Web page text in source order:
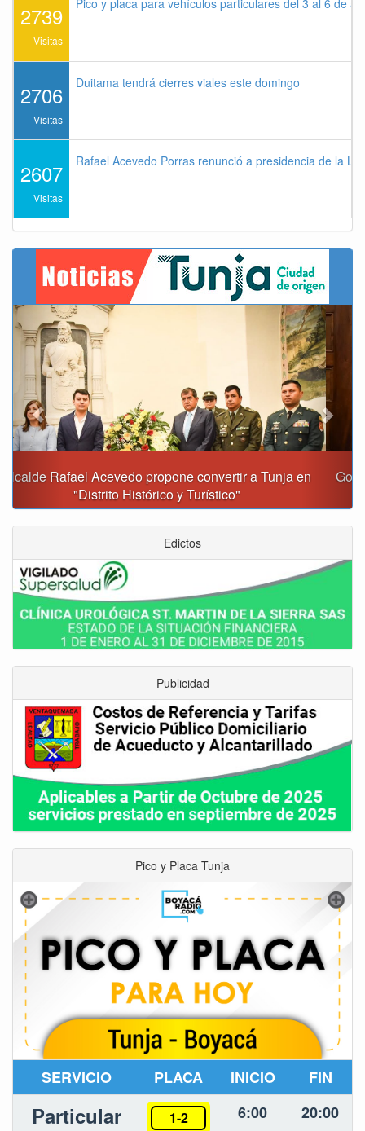
2739
Visitas
Pico y placa para vehículos particulares del 3 al 6 de
2706
Visitas
Duitama tendrá cierres viales este domingo
2607
Visitas
Rafael Acevedo Porras renunció a presidencia de la
Gobernación y Alcaldía de Tunja revisan 120 proyectos
con inversiones superiores a $385.000 millones
Previous Next
Edictos
Publicidad
Pico y Placa Tunja
SERVICIO PLACA INICIO FIN
Particular 1-2 6:00 20:00